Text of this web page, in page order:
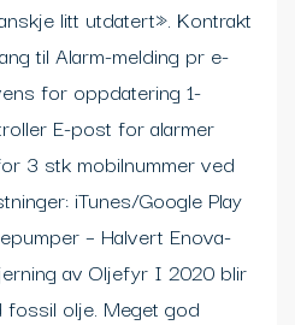
litt utdatert». Kontrakt
til Alarm-melding pr e-
for oppdatering 1-
E-post for alarmer
3 stk mobilnummer ved
iTunes/Google Play
– Halvert Enova-
av Oljefyr I 2020 blir
olje. Meget god